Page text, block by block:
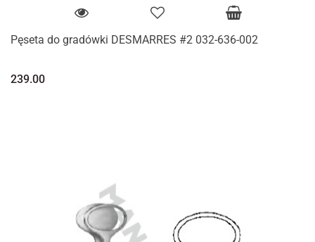
Pęseta do gradówki DESMARRES #2 032-636-002
239.00